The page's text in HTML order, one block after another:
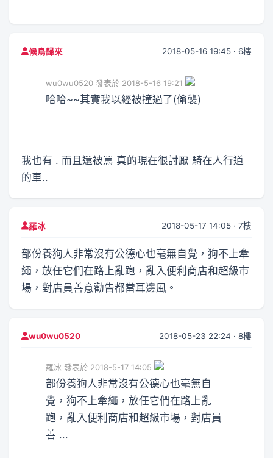
候鳥歸來 2018-05-16 19:45 · 6樓
wu0wu0520 發表於 2018-5-16 19:21
哈哈~~其實我以經被撞過了(偷襲)
我也有 . 而且還被罵 真的現在很討厭 騎在人行道
的車..
羅冰 2018-05-17 14:05 · 7樓
部份養狗人非常沒有公德心也毫無自覺，狗不上牽
繩，放任它們在路上亂跑，亂入便利商店和超級市
場，對店員善意勸告都當耳邊風。
wu0wu0520 2018-05-23 22:24 · 8樓
羅冰 發表於 2018-5-17 14:05
部份養狗人非常沒有公德心也毫無自
覺，狗不上牽繩，放任它們在路上亂
跑，亂入便利商店和超級市場，對店員
善 ...